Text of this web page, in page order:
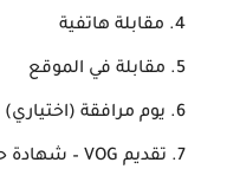
مقابلة هاتفية
مقابلة في الموقع
يوم مرافقة (اختياري)
تقديم VOG – شهادة حسن السيرة والسلوك